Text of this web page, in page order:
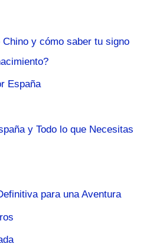
y cómo saber tu signo
España
y Todo lo que Necesitas
para una Aventura